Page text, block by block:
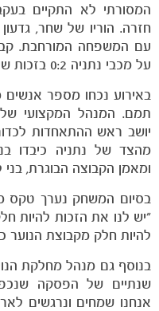
הקבוצות
המסורתי לא התקיים
חזרה. הוריו של שחר,
עם המשפחה המורחבת.
על מכבי נתניה 0:2 בזכות שערים של בר לין ואורי הלוי.
באירוע נכחו מספר אנשים
תמם. המנהל המקצועי של
יושב ראש ההתאחדות
מהצד של נתניה כיבדו
ומאמן הקבוצה הבוגרת, בני
בסיום המשחק נערך טקס
״יש לנו את הזכות להיות
להיות חלק מקבוצת הנוער
בנוסף גם מנהל מחלקת
שנתיים של הפסקה
אנחנו שמחים ונרגשים